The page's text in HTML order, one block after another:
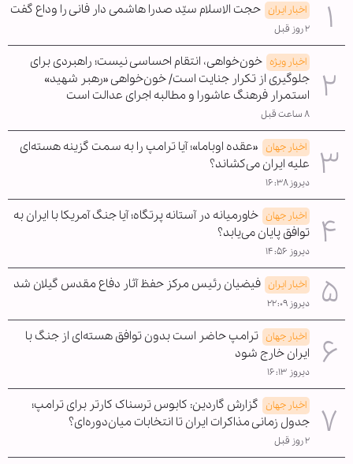
اخبار ایران حجت الاسلام سیّد صدرا هاشمی دار فانی را وداع گفت
۲ روز قبل
اخبار ویژه خون‌خواهی، انتقام احساسی نیست؛ راهبردی برای
جلوگیری از تکرار جنایت است/ خون‌خواهی «رهبر شهید»
استمرار فرهنگ عاشورا و مطالبه اجرای عدالت است
۸ ساعت قبل
اخبار جهان «عقده اوباما»؛ آیا ترامپ را به سمت گزینه هسته‌ای
علیه ایران می‌کشاند؟
دیروز ۱۶:۳۸
اخبار جهان خاورمیانه در آستانه پرتگاه؛ آیا جنگ آمریکا با ایران به
توافق پایان می‌یابد؟
دیروز ۱۴:۵۶
اخبار ایران فیضیان رئیس مرکز حفظ آثار دفاع مقدس گیلان شد
دیروز ۲۲:۰۹
اخبار جهان ترامپ حاضر است بدون توافق هسته‌ای از جنگ با
ایران خارج شود
دیروز ۱۶:۱۳
اخبار جهان گزارش گاردین: کابوس ترسناک کارتر برای ترامپ؛
جدول زمانی مذاکرات ایران تا انتخابات میان‌دوره‌ای؟
۲ روز قبل